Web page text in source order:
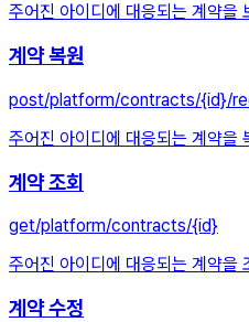
주어진 아이디에 대응되는 계약을
계약 복원
post/platform/contracts/{id}/
주어진 아이디에 대응되는 계약을
계약 조회
get/platform/contracts/{id}
주어진 아이디에 대응되는 계약을
계약 수정